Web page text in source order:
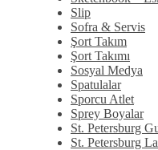
Slip
Sofra & Servis
Şort Takım
Şort Takımı
Sosyal Medya
Spatulalar
Sporcu Atlet
Sprey Boyalar
St. Petersburg
St. Petersburg